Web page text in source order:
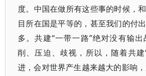
度。中国在做所有这些事的时候，
目所在国是平等的，甚至我们的付
多。共建“一带一路”绝对没有输
削、压迫、歧视，所以，随着共建
进，会对世界产生越来越大的影响